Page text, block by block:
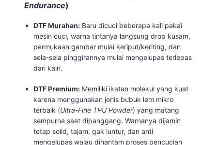
Endurance)
DTF Murahan: Baru dicuci beberapa kali pakai
mesin cuci, warna tintanya langsung drop kusam,
permukaan gambar mulai keriput/keriting, dan
sela-sela pinggirannya mulai mengelupas terlepas
dari kain.
DTF Premium: Memiliki ikatan molekul yang kuat
karena menggunakan jenis bubuk lem mikro
terbaik (Ultra-Fine TPU Powder) yang matang
sempurna saat dipanggang. Warnanya dijamin
tetap solid, tajam, gak luntur, dan anti
mengelupas walau dihantam proses pencucian